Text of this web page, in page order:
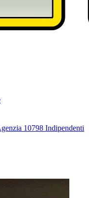
10798 Indipendenti